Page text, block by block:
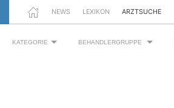
NEWS LEXIKON ARZTSUCHE
KATEGORIE BEHANDLERGRUPPE